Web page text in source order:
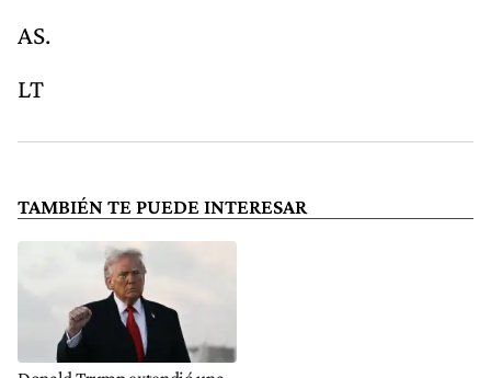
AS.
LT
TAMBIÉN TE PUEDE INTERESAR